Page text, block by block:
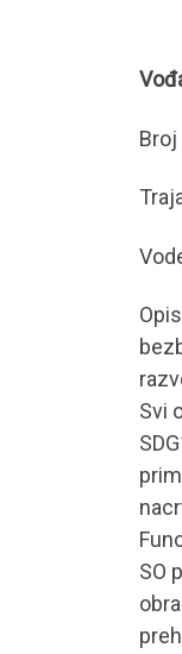
3.
Svi
SO